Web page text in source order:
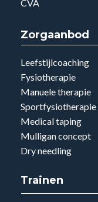
CVA
Zorgaanbod
Leefstijlcoaching
Fysiotherapie
Manuele therapie
Sportfysiotherapie
Medical taping
Mulligan concept
Dry needling
Trainen